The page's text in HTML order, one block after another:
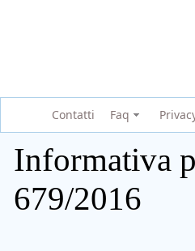
Contatti Faq
Informativa
679/2016